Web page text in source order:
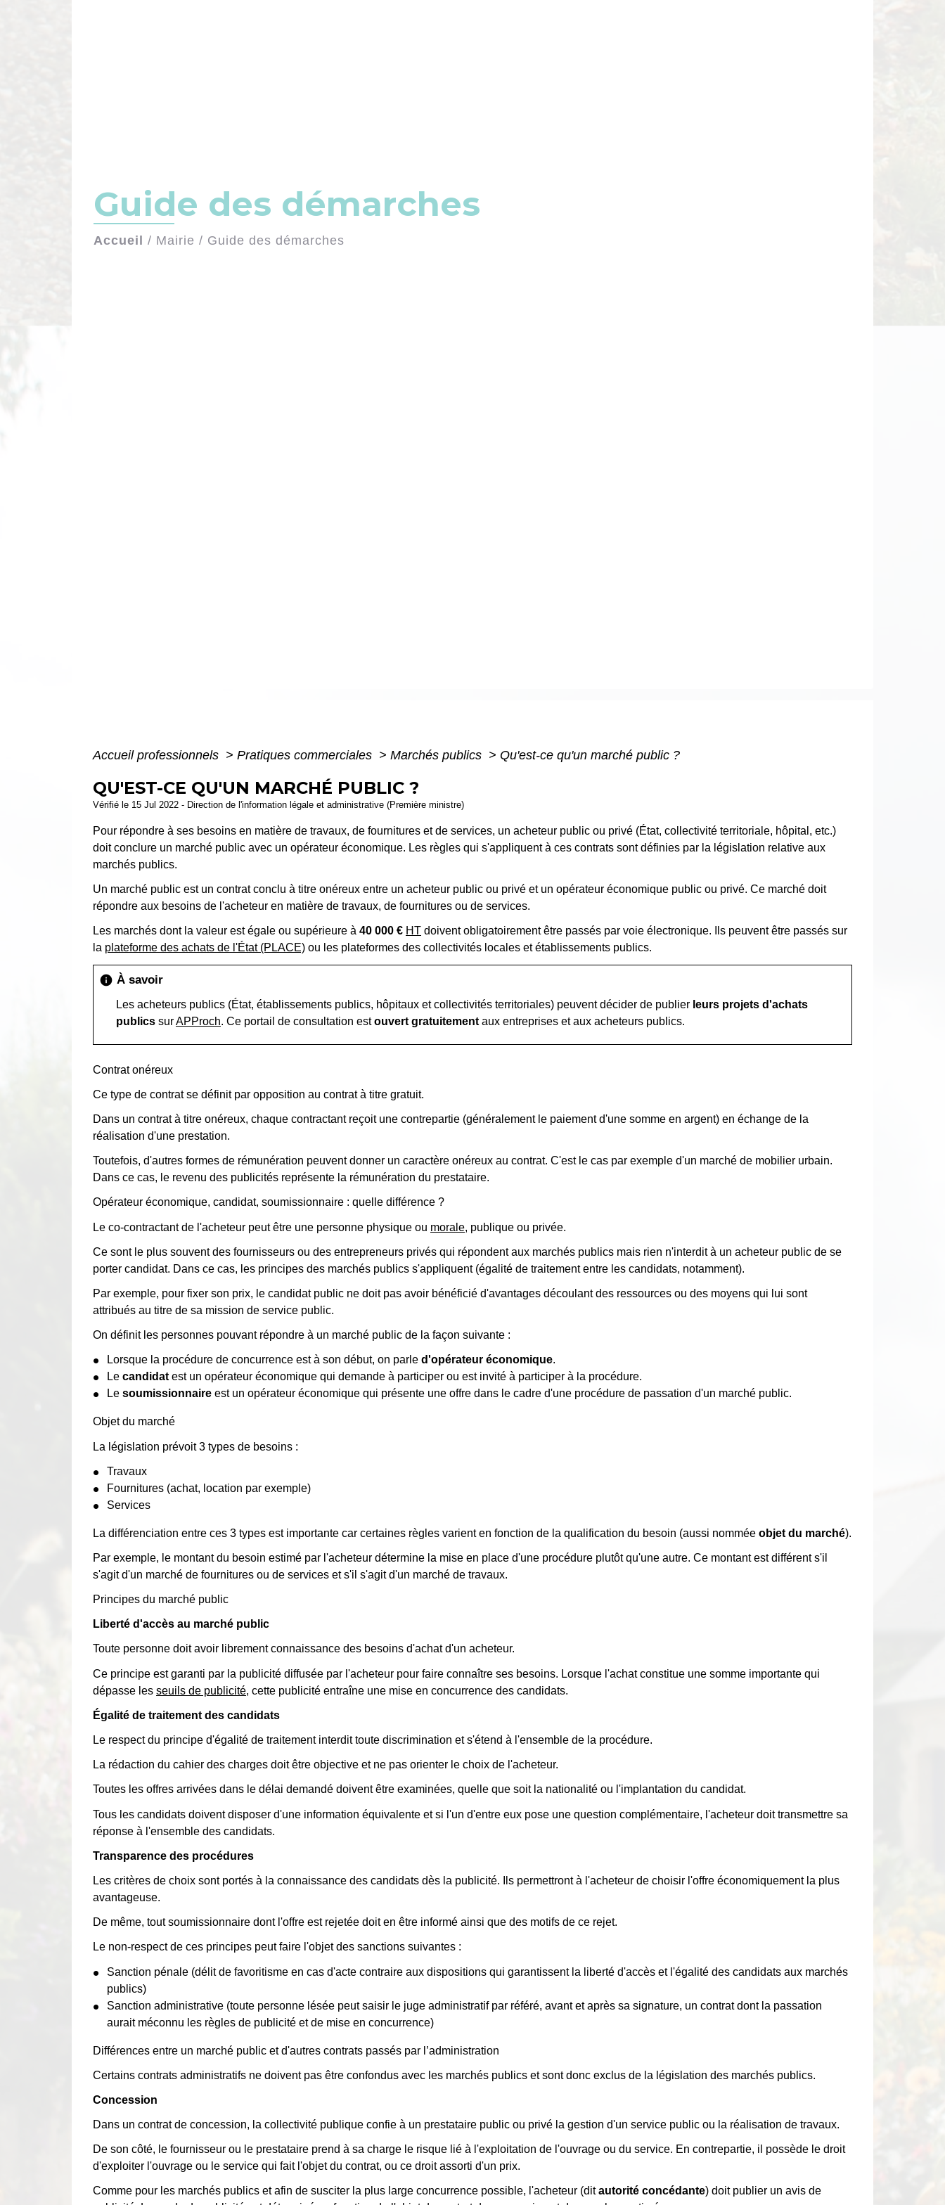
Guide des démarches
Accueil / Mairie / Guide des démarches
Accueil professionnels > Pratiques commerciales > Marchés publics > Qu'est-ce qu'un marché public ?
QU'EST-CE QU'UN MARCHÉ PUBLIC ?
Vérifié le 15 Jul 2022 - Direction de l'information légale et administrative (Première ministre)
Pour répondre à ses besoins en matière de travaux, de fournitures et de services, un acheteur public ou privé (État, collectivité territoriale, hôpital, etc.)
doit conclure un marché public avec un opérateur économique. Les règles qui s'appliquent à ces contrats sont définies par la législation relative aux
marchés publics.
Un marché public est un contrat conclu à titre onéreux entre un acheteur public ou privé et un opérateur économique public ou privé. Ce marché doit
répondre aux besoins de l'acheteur en matière de travaux, de fournitures ou de services.
Les marchés dont la valeur est égale ou supérieure à 40 000 € HT doivent obligatoirement être passés par voie électronique. Ils peuvent être passés sur
la plateforme des achats de l'État (PLACE) ou les plateformes des collectivités locales et établissements publics.
info À savoir
Les acheteurs publics (État, établissements publics, hôpitaux et collectivités territoriales) peuvent décider de publier leurs projets d'achats
publics surAPProch. Ce portail de consultation estouvert gratuitementaux entreprises et aux acheteurs publics.
Contrat onéreux
Ce type de contrat se définit par opposition au contrat à titre gratuit.
Dans un contrat à titre onéreux, chaque contractant reçoit une contrepartie (généralement le paiement d'une somme en argent) en échange de la
réalisation d'une prestation.
Toutefois, d'autres formes de rémunération peuvent donner un caractère onéreux au contrat. C'est le cas par exemple d'un marché de mobilier urbain.
Dans ce cas, le revenu des publicités représente la rémunération du prestataire.
Opérateur économique, candidat, soumissionnaire : quelle différence ?
Le co-contractant de l'acheteur peut être une personne physique ou morale, publique ou privée.
Ce sont le plus souvent des fournisseurs ou des entrepreneurs privés qui répondent aux marchés publics mais rien n'interdit à un acheteur public de se
porter candidat. Dans ce cas, les principes des marchés publics s'appliquent (égalité de traitement entre les candidats, notamment).
Par exemple, pour fixer son prix, le candidat public ne doit pas avoir bénéficié d'avantages découlant des ressources ou des moyens qui lui sont
attribués au titre de sa mission de service public.
On définit les personnes pouvant répondre à un marché public de la façon suivante :
Lorsque la procédure de concurrence est à son début, on parle d'opérateur économique.
Le candidat est un opérateur économique qui demande à participer ou est invité à participer à la procédure.
Le soumissionnaire est un opérateur économique qui présente une offre dans le cadre d'une procédure de passation d'un marché public.
Objet du marché
La législation prévoit 3 types de besoins :
Travaux
Fournitures (achat, location par exemple)
Services
La différenciation entre ces 3 types est importante car certaines règles varient en fonction de la qualification du besoin (aussi nommée objet du marché).
Par exemple, le montant du besoin estimé par l'acheteur détermine la mise en place d'une procédure plutôt qu'une autre. Ce montant est différent s'il
s'agit d'un marché de fournitures ou de services et s'il s'agit d'un marché de travaux.
Principes du marché public
Liberté d'accès au marché public
Toute personne doit avoir librement connaissance des besoins d'achat d'un acheteur.
Ce principe est garanti par la publicité diffusée par l'acheteur pour faire connaître ses besoins. Lorsque l'achat constitue une somme importante qui
dépasse les seuils de publicité, cette publicité entraîne une mise en concurrence des candidats.
Égalité de traitement des candidats
Le respect du principe d'égalité de traitement interdit toute discrimination et s'étend à l'ensemble de la procédure.
La rédaction du cahier des charges doit être objective et ne pas orienter le choix de l'acheteur.
Toutes les offres arrivées dans le délai demandé doivent être examinées, quelle que soit la nationalité ou l'implantation du candidat.
Tous les candidats doivent disposer d'une information équivalente et si l'un d'entre eux pose une question complémentaire, l'acheteur doit transmettre sa
réponse à l'ensemble des candidats.
Transparence des procédures
Les critères de choix sont portés à la connaissance des candidats dès la publicité. Ils permettront à l'acheteur de choisir l'offre économiquement la plus
avantageuse.
De même, tout soumissionnaire dont l'offre est rejetée doit en être informé ainsi que des motifs de ce rejet.
Le non-respect de ces principes peut faire l'objet des sanctions suivantes :
Sanction pénale (délit de favoritisme en cas d'acte contraire aux dispositions qui garantissent la liberté d'accès et l'égalité des candidats aux marchés
publics)
Sanction administrative (toute personne lésée peut saisir le juge administratif par référé, avant et après sa signature, un contrat dont la passation
aurait méconnu les règles de publicité et de mise en concurrence)
Différences entre un marché public et d'autres contrats passés par l’administration
Certains contrats administratifs ne doivent pas être confondus avec les marchés publics et sont donc exclus de la législation des marchés publics.
Concession
Dans un contrat de concession, la collectivité publique confie à un prestataire public ou privé la gestion d'un service public ou la réalisation de travaux.
De son côté, le fournisseur ou le prestataire prend à sa charge le risque lié à l'exploitation de l'ouvrage ou du service. En contrepartie, il possède le droit
d'exploiter l'ouvrage ou le service qui fait l'objet du contrat, ou ce droit assorti d'un prix.
Comme pour les marchés publics et afin de susciter la plus large concurrence possible, l'acheteur (ditautorité concédante) doit publier un avis de